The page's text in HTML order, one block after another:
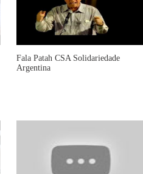
Fala Patah CSA Solidariedade
Argentina